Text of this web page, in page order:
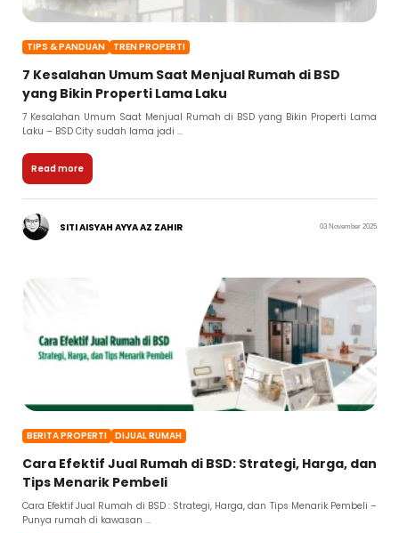
TIPS & PANDUAN TREN PROPERTI
7 Kesalahan Umum Saat Menjual Rumah di BSD
yang Bikin Properti Lama Laku
7 Kesalahan Umum Saat Menjual Rumah di BSD yang Bikin Properti Lama
Laku – BSD City sudah lama jadi ...
Read more
SITI AISYAH AYYA AZ ZAHIR 03 November 2025
BERITA PROPERTI DIJUAL RUMAH
Cara Efektif Jual Rumah di BSD: Strategi, Harga, dan
Tips Menarik Pembeli
Cara Efektif Jual Rumah di BSD : Strategi, Harga, dan Tips Menarik Pembeli –
Punya rumah di kawasan ...